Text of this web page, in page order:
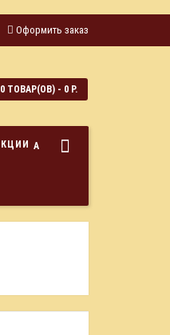
Оформить заказ
0 ТОВАР(ОВ) - 0 Р.
АКЦИИ